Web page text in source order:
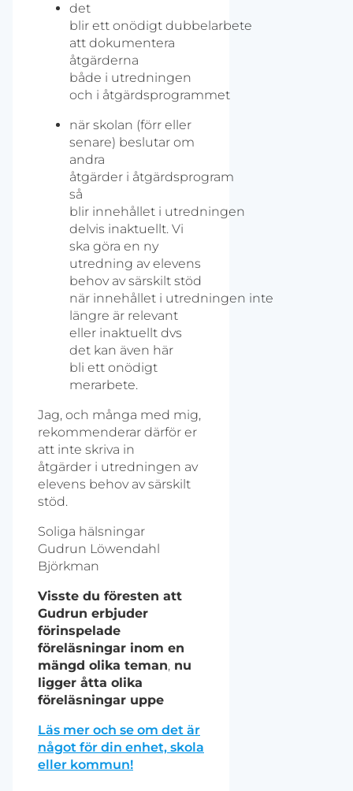
det
blir ett onödigt dubbelarbete
att dokumentera
åtgärderna
både i utredningen
och i åtgärdsprogrammet
när skolan (förr eller
senare) beslutar om
andra
åtgärder i åtgärdsprogram
så
blir innehållet i utredningen
delvis inaktuellt. Vi
ska göra en ny
utredning av elevens
behov av särskilt stöd
när innehållet i utredningen inte
längre är relevant
eller inaktuellt dvs
det kan även här
bli ett onödigt
merarbete.
Jag, och många med mig,
rekommenderar därför er
att inte skriva in
åtgärder i utredningen av
elevens behov av särskilt
stöd.
Soliga hälsningar
Gudrun Löwendahl
Björkman
Visste du föresten att
Gudrun erbjuder
förinspelade
föreläsningar inom en
mängd olika teman, nu
ligger åtta olika
föreläsningar uppe
Läs mer och se om det är
något för din enhet, skola
eller kommun!